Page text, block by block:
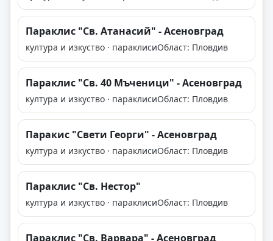
Параклис "Св. Атанасий" - Асеновград
култура и изкуство · параклисиОбласт: Пловдив
Параклис "Св. 40 Мъченици" - Асеновград
култура и изкуство · параклисиОбласт: Пловдив
Паракис "Свети Георги" - Асеновград
култура и изкуство · параклисиОбласт: Пловдив
Параклис "Св. Нестор"
култура и изкуство · параклисиОбласт: Пловдив
Параклис "Св. Варвара" - Асеновград